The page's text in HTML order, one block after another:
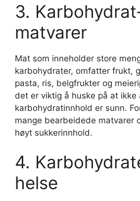
3.
matvarer
Mat som inneholder store
karbohydrater, omfatter frukt,
pasta, ris, belgfrukter og
det er viktig å huske på at
karbohydratinnhold er sunn.
mange bearbeidede matvarer
høyt sukkerinnhold.
4.
helse